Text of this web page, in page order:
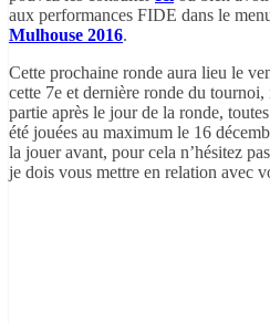
aux performances FIDE dans le
Mulhouse 2016.
Cette prochaine ronde aura lieu le
cette 7e et dernière ronde du
partie après le jour de la ronde,
été jouées au maximum le 16
la jouer avant, pour cela n’hésitez
je dois vous mettre en relation avec